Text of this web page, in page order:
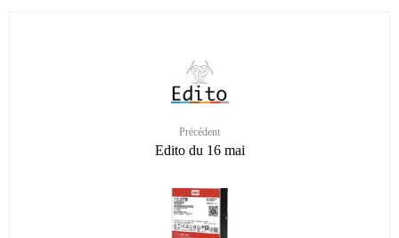
Précédent
Edito du 16 mai